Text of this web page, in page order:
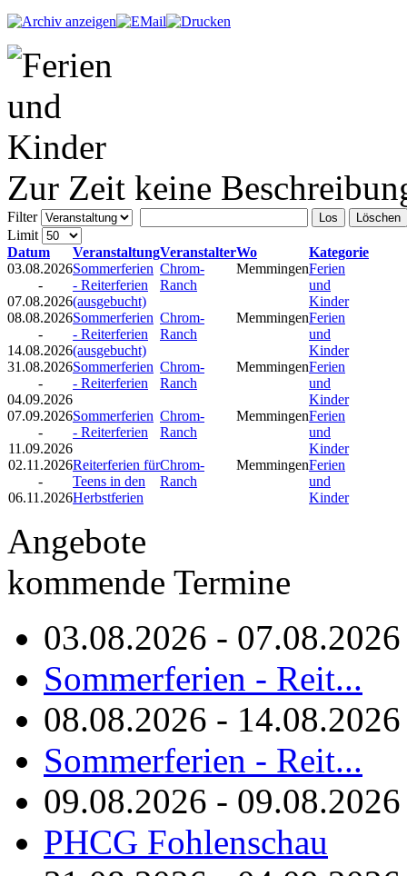
Zur Zeit keine
Filter Los Löschen
Limit
Datum
VeranstaltungVeranstalterWo
Kategorie
03.08.2026
-
07.08.2026
Sommerferien
- Reiterferien
(ausgebucht)
Chrom-
Ranch
MemmingenFerien
und
Kinder
08.08.2026
-
14.08.2026
Sommerferien
- Reiterferien
(ausgebucht)
Chrom-
Ranch
MemmingenFerien
und
Kinder
31.08.2026
-
04.09.2026
Sommerferien
- Reiterferien
Chrom-
Ranch
MemmingenFerien
und
Kinder
07.09.2026
-
11.09.2026
Sommerferien
- Reiterferien
Chrom-
Ranch
MemmingenFerien
und
Kinder
02.11.2026
-
06.11.2026
Reiterferien für
Teens in den
Herbstferien
Chrom-
Ranch
MemmingenFerien
und
Kinder
Angebote
kommende Termine
03.08.2026 - 07.08.2026
Sommerferien - Reit...
08.08.2026 - 14.08.2026
Sommerferien - Reit...
09.08.2026 - 09.08.2026
PHCG Fohlenschau